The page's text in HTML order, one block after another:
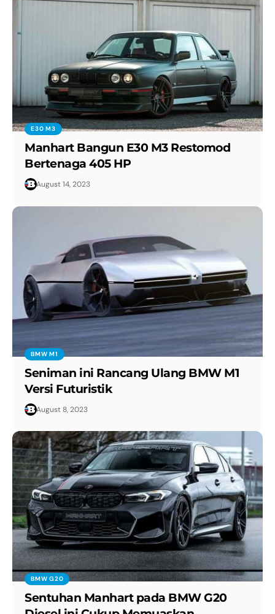
E30 M3
Manhart Bangun E30 M3 Restomod
Bertenaga 405 HP
August 14, 2023
BMW M1
Seniman ini Rancang Ulang BMW M1
Versi Futuristik
August 8, 2023
BMW G20
Sentuhan Manhart pada BMW G20